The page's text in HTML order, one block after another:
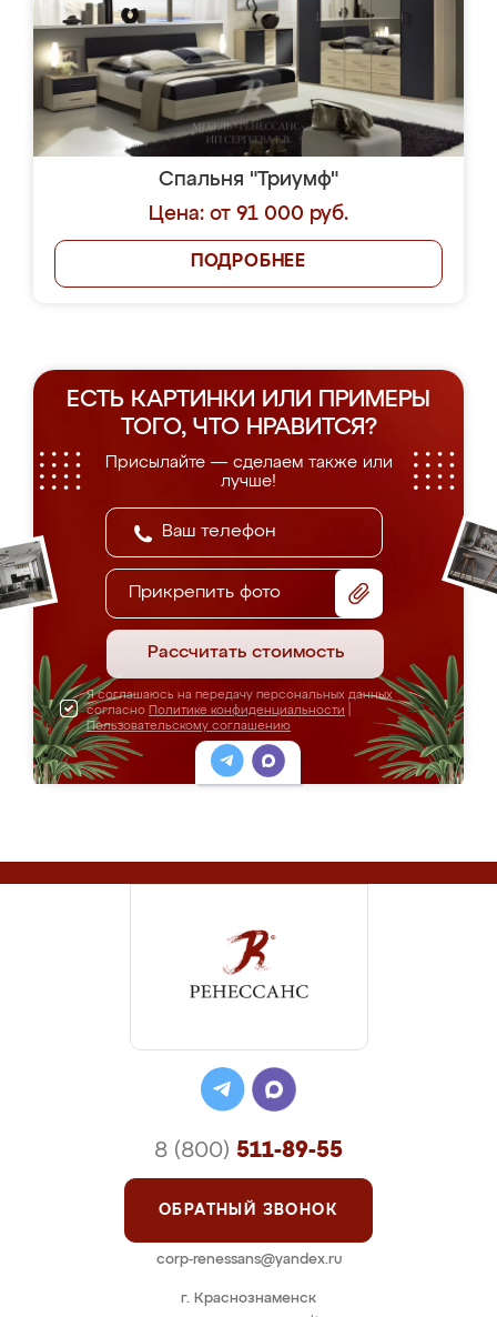
Спальня "Триумф"
Цена: от 91 000 руб.
ПОДРОБНЕЕ
ЕСТЬ КАРТИНКИ ИЛИ ПРИМЕРЫ
ТОГО, ЧТО НРАВИТСЯ?
Присылайте — сделаем также или
лучше!
Прикрепить фото
Рассчитать стоимость
Я соглашаюсь на передачу персональных данных
согласно Политике конфиденциальности
Пользовательскому соглашению
г. Краснознаменск
8 (800) 511-89-55
ОБРАТНЫЙ ЗВОНОК
corp-renessans@yandex.ru